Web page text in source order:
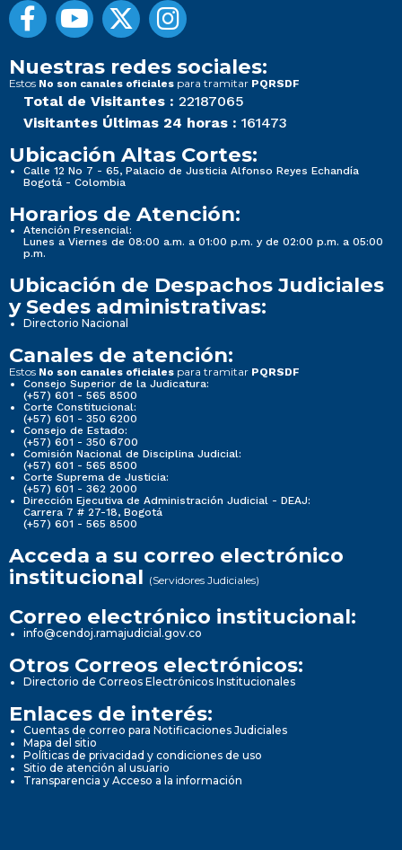
Nuestras redes sociales:
Estos No son canales oficiales para tramitar PQRSDF
Total de Visitantes : 22187065
Visitantes Últimas 24 horas : 161473
Ubicación Altas Cortes:
Calle 12 No 7 - 65, Palacio de Justicia Alfonso Reyes Echandía
Bogotá - Colombia
Horarios de Atención:
Atención Presencial:
Lunes a Viernes de 08:00 a.m. a 01:00 p.m. y de 02:00 p.m. a 05:00
p.m.
Ubicación de Despachos Judiciales
y Sedes administrativas:
Directorio Nacional
Canales de atención:
Estos No son canales oficiales para tramitar PQRSDF
Consejo Superior de la Judicatura:
(+57) 601 - 565 8500
Corte Constitucional:
(+57) 601 - 350 6200
Consejo de Estado:
(+57) 601 - 350 6700
Comisión Nacional de Disciplina Judicial:
(+57) 601 - 565 8500
Corte Suprema de Justicia:
(+57) 601 - 362 2000
Dirección Ejecutiva de Administración Judicial - DEAJ:
Carrera 7 # 27-18, Bogotá
(+57) 601 - 565 8500
Acceda a su correo electrónico
institucional (Servidores Judiciales)
Correo electrónico institucional:
info@cendoj.ramajudicial.gov.co
Otros Correos electrónicos:
Directorio de Correos Electrónicos Institucionales
Enlaces de interés:
Cuentas de correo para Notificaciones Judiciales
Mapa del sitio
Políticas de privacidad y condiciones de uso
Sitio de atención al usuario
Transparencia y Acceso a la información